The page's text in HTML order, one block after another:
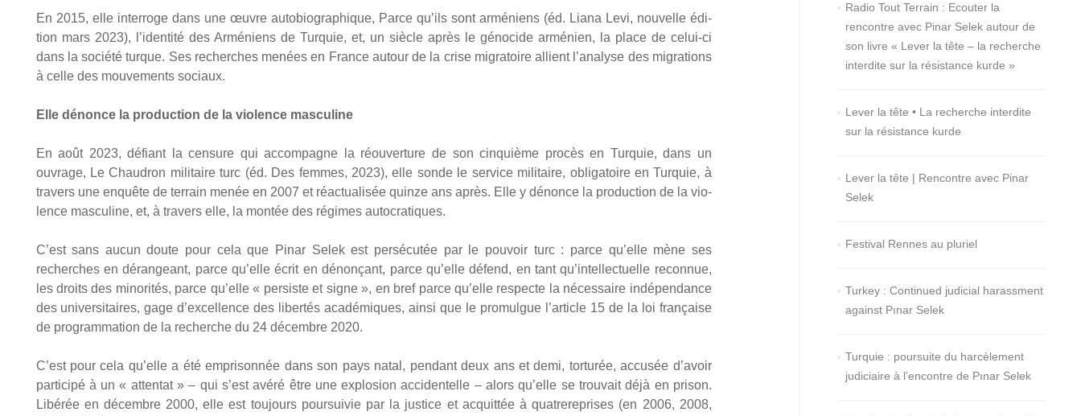
En 2015, elle inter­roge dans une œuvre auto­bio­gra­phique, Parce qu’ils sont armé­niens (éd. Lia­na Levi, nou­velle édi­
tion mars 2023), l’identité des Armé­niens de Tur­quie, et, un siècle après le géno­cide armé­nien, la place de celui-ci
dans la socié­té turque. Ses recherches menées en France autour de la crise migra­toire allient l’analyse des migra­tions
à celle des mou­ve­ments sociaux.
Elle dénonce la pro­duc­tion de la vio­lence mas­cu­line
En août 2023, défiant la cen­sure qui accom­pagne la réou­ver­ture de son cin­quième pro­cès en Tur­quie, dans un
ouvrage, Le Chau­dron mili­taire turc (éd. Des femmes, 2023), elle sonde le ser­vice mili­taire, obli­ga­toire en Tur­quie, à
tra­vers une enquête de ter­rain menée en 2007 et réac­tua­li­sée quinze ans après. Elle y dénonce la pro­duc­tion de la vio­
lence mas­cu­line, et, à tra­vers elle, la mon­tée des régimes auto­cra­tiques.
C’est sans aucun doute pour cela que Pinar Selek est per­sé­cu­tée par le pou­voir turc : parce qu’elle mène ses
recherches en déran­geant, parce qu’elle écrit en dénon­çant, parce qu’elle défend, en tant qu’intellectuelle recon­nue,
les droits des mino­ri­tés, parce qu’elle « per­siste et signe », en bref parce qu’elle res­pecte la néces­saire indé­pen­dance
des uni­ver­si­taires, gage d’excellence des liber­tés aca­dé­miques, ain­si que le pro­mulgue l’article 15 de la loi fran­çaise
de pro­gram­ma­tion de la recherche du 24 décembre 2020.
C’est pour cela qu’elle a été empri­son­née dans son pays natal, pen­dant deux ans et demi, tor­tu­rée, accu­sée d’avoir
par­ti­ci­pé à un « atten­tat » – qui s’est avé­ré être une explo­sion acci­den­telle – alors qu’elle se trou­vait déjà en pri­son.
Libé­rée en décembre 2000, elle est tou­jours pour­sui­vie par la jus­tice et acquit­tée à qua­tre­re­prises (en 2006, 2008,
Radio Tout Terrain : Ecouter la
rencontre avec Pinar Selek autour de
son livre « Lever la tête – la recherche
interdite sur la résistance kurde »
Lever la tête • La recherche interdite
sur la résistance kurde
Lever la tête | Rencontre avec Pinar
Selek
Festival Rennes au pluriel
Turkey : Continued judicial harassment
against Pınar Selek
Turquie : poursuite du harcèlement
judiciaire à l’encontre de Pınar Selek